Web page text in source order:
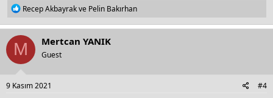
R
a
c
t
i
o
s
Recep Akbayrakve Pelin Bakırhan
M Mertcan YANIK
Guest
9 Kasım 2021 #4